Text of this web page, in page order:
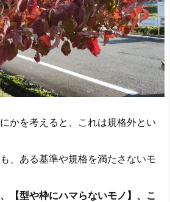
かを考えると、これは規格外とい
、ある基準や規格を満たさないモ
【型や枠にハマらないモノ】、こ